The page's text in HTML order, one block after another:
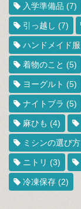
入学準備品 (7)
引っ越し (7)
ハンドメイド服
着物のこと (5)
ヨーグルト (5)
ナイトブラ (5)
麻ひも (4)
ミシンの選び方
ニトリ (3)
冷凍保存 (2)